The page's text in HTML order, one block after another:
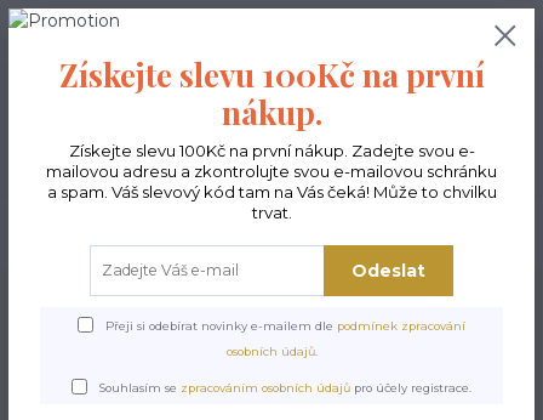
0,00 Kč
Polštáře Povlak s výplní Polštáře s výplní Animals - List
Polštáře s výplní Animals -
List
Získejte slevu 100Kč na první
nákup.
Získejte slevu 100Kč na první nákup. Zadejte svou e-
mailovou adresu a zkontrolujte svou e-mailovou schránku
a spam. Váš slevový kód tam na Vás čeká! Může to chvilku
trvat.
Odeslat
Přeji si odebírat novinky e-mailem dle podmínek zpracování
osobních údajů.
Souhlasím se zpracováním osobních údajů pro účely registrace.